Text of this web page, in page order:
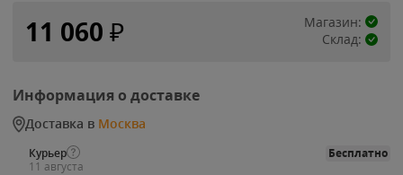
11 060 ₽
Магазин:
Склад:
Информация о доставке
Доставка в Москва
Курьер
Бесплатно
11 августа